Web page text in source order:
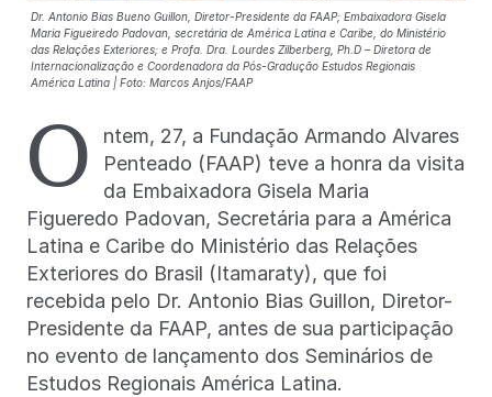
Dr. Antonio Bias Bueno Guillon, Diretor-Presidente da FAAP; Embaixadora Gisela
Maria Figueiredo Padovan, secretária de América Latina e Caribe, do Ministério
das Relações Exteriores; e Profa. Dra. Lourdes Zilberberg, Ph.D – Diretora de
Internacionalização e Coordenadora da Pós-Gradução Estudos Regionais
América Latina | Foto: Marcos Anjos/FAAP
O
ntem, 27, a Fundação Armando Alvares
Penteado (FAAP) teve a honra da visita
da Embaixadora Gisela Maria
Figueredo Padovan, Secretária para a América
Latina e Caribe do Ministério das Relações
Exteriores do Brasil (Itamaraty), que foi
recebida pelo Dr. Antonio Bias Guillon, Diretor-
Presidente da FAAP, antes de sua participação
no evento de lançamento dos Seminários de
Estudos Regionais América Latina.